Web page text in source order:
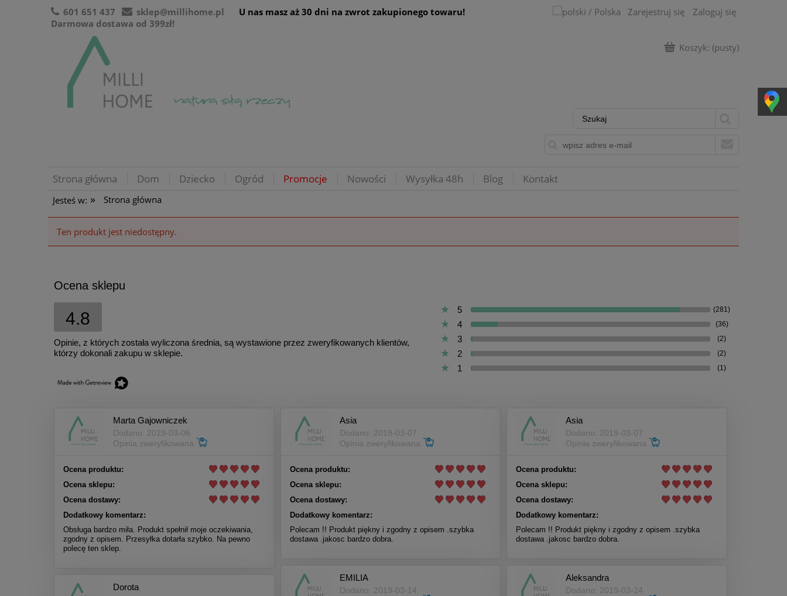
601 651 437
sklep@millihome.pl
Darmowa dostawa od 399zł!
U nas masz aż 30 dni na zwrot zakupionego towaru! Zarejestruj się Zaloguj się
Koszyk: (pusty)
Strona główna Dom Dziecko Ogród Promocje Nowości Wysyłka 48h Blog Kontakt
Jesteś w: » Strona główna
Ten produkt jest niedostępny.
Ocena sklepu
4.8
Opinie, z których została wyliczona średnia, są wystawione przez zweryfikowanych klientów,
którzy dokonali zakupu w sklepie.
5 (281)
4 (36)
3 (2)
2 (2)
1 (1)
Marta Gajowniczek
Dodano: 2019-03-06
Opinia zweryfikowana
Ocena produktu:
Ocena sklepu:
Ocena dostawy:
Dodatkowy komentarz:
Obsługa bardzo miła. Produkt spełnił moje oczekiwania,
zgodny z opisem. Przesyłka dotarła szybko. Na pewno
polecę ten sklep.
Asia
Dodano: 2019-03-07
Opinia zweryfikowana
Ocena produktu:
Ocena sklepu:
Ocena dostawy:
Dodatkowy komentarz:
Polecam !! Produkt piękny i zgodny z opisem .szybka
dostawa .jakosc bardzo dobra.
Asia
Dodano: 2019-03-07
Opinia zweryfikowana
Ocena produktu:
Ocena sklepu:
Ocena dostawy:
Dodatkowy komentarz:
Polecam !! Produkt piękny i zgodny z opisem .szybka
dostawa .jakosc bardzo dobra.
EMILIA
Dodano: 2019-03-14
Aleksandra
Dodano: 2019-03-24
Dorota